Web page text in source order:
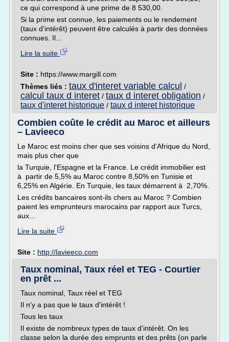
ce qui correspond à une prime de 8 530,00.
Si la prime est connue, les paiements ou le rendement
(taux d'intérêt) peuvent être calculés à partir des données
connues. Il...
Lire la suite
Site : https://www.margill.com
Thèmes liés : taux d'interet variable calcul /
calcul taux d interet / taux d interet obligation /
taux d'interet historique / taux d interet historique
Combien coûte le crédit au Maroc et ailleurs
– Lavieeco
Le Maroc est moins cher que ses voisins d'Afrique du Nord,
mais plus cher que
la Turquie, l'Espagne et la France. Le crédit immobilier est
à partir de 5,5% au Maroc contre 8,50% en Tunisie et
6,25% en Algérie. En Turquie, les taux démarrent à 2,70%.
Les crédits bancaires sont-ils chers au Maroc ? Combien
paient les emprunteurs marocains par rapport aux Turcs,
aux...
Lire la suite
Site : http://lavieeco.com
Taux nominal, Taux réel et TEG - Courtier
en prêt ...
Taux nominal, Taux réel et TEG
Il n'y a pas que le taux d'intérêt !
Tous les taux
Il existe de nombreux types de taux d'intérêt. On les
classe selon la durée des emprunts et des prêts (on parle